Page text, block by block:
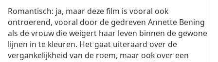
Romantisch: ja, maar deze film is vooral ook
ontroerend, vooral door de gedreven Annette Bening
als de vrouw die weigert haar leven binnen de gewone
lijnen in te kleuren. Het gaat uiteraard over de
vergankelijkheid van de roem, maar ook over een